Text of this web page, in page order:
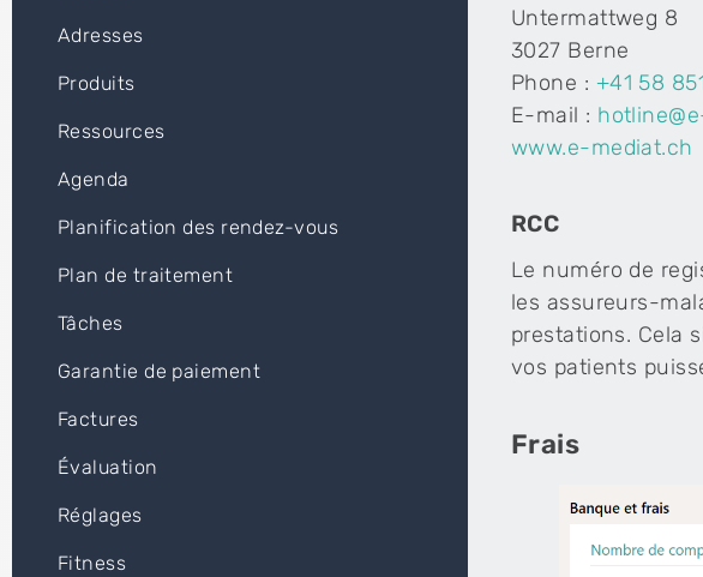
Adresses
Produits
Ressources
Agenda
Planification des rendez-vous
Plan de traitement
Tâches
Garantie de paiement
Factures
Évaluation
Réglages
Fitness
Untermattweg 8
3027 Berne
Phone : +41 58
E-mail :
www.e-mediat.ch
RCC
Le numéro de
les assureurs-
prestations. Cela
vos patients
Frais